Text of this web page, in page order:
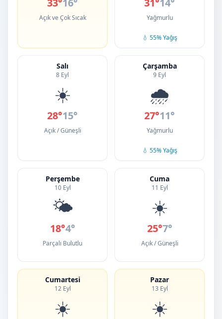
33°16°
Açık ve Çok Sıcak
31°14°
Yağmurlu
💧 55% Yağış
Salı
8 Eyl
☀️
28°15°
Açık / Güneşli
Çarşamba
9 Eyl
🌧️
27°11°
Yağmurlu
💧 55% Yağış
Perşembe
10 Eyl
🌤️
18°4°
Parçalı Bulutlu
Cuma
11 Eyl
☀️
25°7°
Açık / Güneşli
Cumartesi
12 Eyl
☀️
Pazar
13 Eyl
☀️